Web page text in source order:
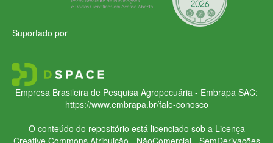
Suportado por
Empresa Brasileira de Pesquisa Agropecuária - Embrapa SAC:
https://www.embrapa.br/fale-conosco
O conteúdo do repositório está licenciado sob a Licença
Creative CommonsAtribuição - NãoComercial - SemDerivações